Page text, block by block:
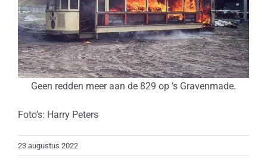
Geen redden meer aan de 829 op ’s Gravenmade.
Foto’s: Harry Peters
23 augustus 2022